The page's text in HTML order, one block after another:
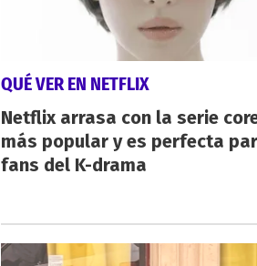
QUÉ VER EN NETFLIX
Netflix arrasa con la serie
más popular y es perfecta
fans del K-drama